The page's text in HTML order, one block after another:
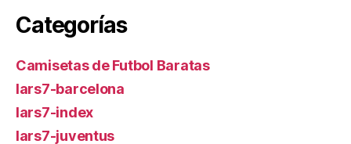
Categorías
Camisetas de Futbol Baratas
lars7-barcelona
lars7-index
lars7-juventus